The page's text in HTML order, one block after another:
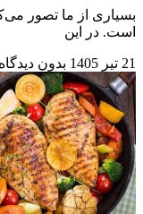
است. در این
21 تیر 1405 بدون دیدگاه